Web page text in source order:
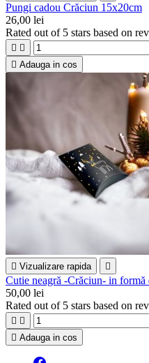
Pungi cadou Crăciun 15x20cm
26,00 lei
Rated out of 5 stars based on
 
 Adauga in cos
 Vizualizare rapida 
Cutie neagră -Crăciun- in formă
50,00 lei
Rated out of 5 stars based on
 
 Adauga in cos